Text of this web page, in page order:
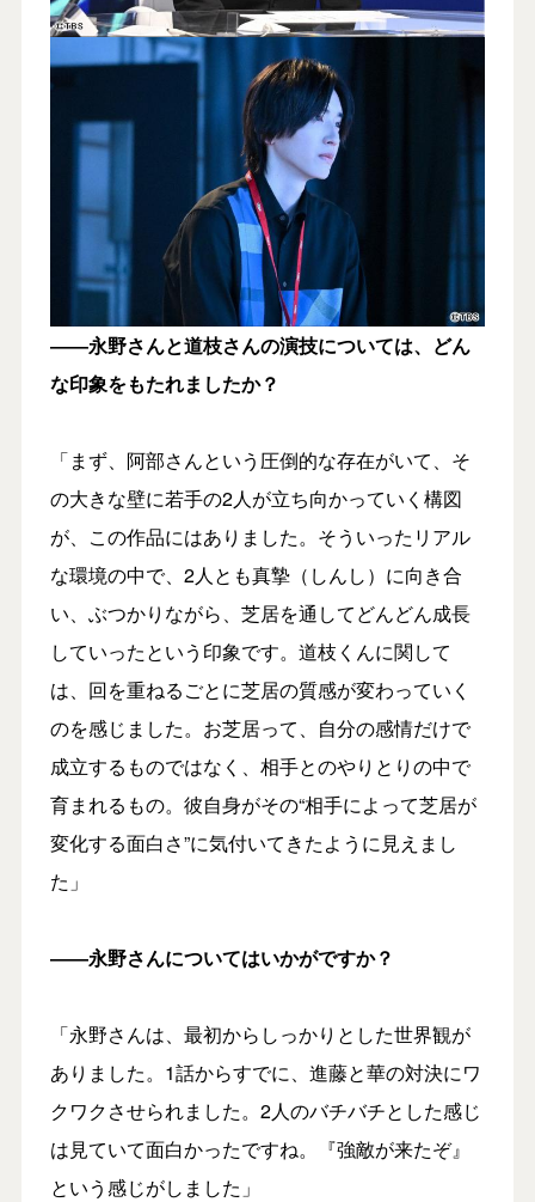
――永野さんと道枝さんの演技については、どん
な印象をもたれましたか？
「まず、阿部さんという圧倒的な存在がいて、そ
の大きな壁に若手の2人が立ち向かっていく構図
が、この作品にはありました。そういったリアル
な環境の中で、2人とも真摯（しんし）に向き合
い、ぶつかりながら、芝居を通してどんどん成長
していったという印象です。道枝くんに関して
は、回を重ねるごとに芝居の質感が変わっていく
のを感じました。お芝居って、自分の感情だけで
成立するものではなく、相手とのやりとりの中で
育まれるもの。彼自身がその“相手によって芝居が
変化する面白さ”に気付いてきたように見えまし
た」
――永野さんについてはいかがですか？
「永野さんは、最初からしっかりとした世界観が
ありました。1話からすでに、進藤と華の対決にワ
クワクさせられました。2人のバチバチとした感じ
は見ていて面白かったですね。『強敵が来たぞ』
という感じがしました」